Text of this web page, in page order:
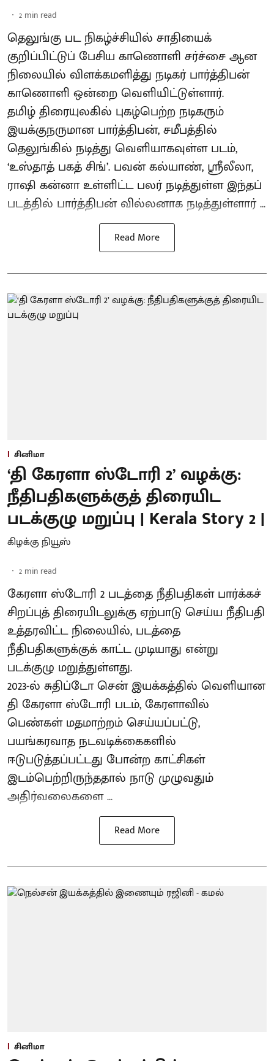
2 min read
தெலுங்கு பட நிகழ்ச்சியில் சாதியைக்
குறிப்பிட்டுப் பேசிய காணொளி சர்ச்சை ஆன
நிலையில் விளக்கமளித்து நடிகர் பார்த்திபன்
காணொளி ஒன்றை வெளியிட்டுள்ளார்.
தமிழ் திரையுலகில் புகழ்பெற்ற நடிகரும்
இயக்குநருமான பார்த்திபன், சமீபத்தில்
தெலுங்கில் நடித்து வெளியாகவுள்ள படம்,
‘உஸ்தாத் பகத் சிங்’. பவன் கல்யாண், ஸ்ரீலீலா,
ராஷி கன்னா உள்ளிட்ட பலர் நடித்துள்ள இந்தப்
படத்தில் பார்த்திபன் வில்லனாக நடித்துள்ளார் ...
Read More
சினிமா
‘தி கேரளா ஸ்டோரி 2’ வழக்கு:
நீதிபதிகளுக்குத் திரையிட
படக்குழு மறுப்பு | Kerala Story 2 |
கிழக்கு நியூஸ்
2 min read
கேரளா ஸ்டோரி 2 படத்தை நீதிபதிகள் பார்க்கச்
சிறப்புத் திரையிடலுக்கு ஏற்பாடு செய்ய நீதிபதி
உத்தரவிட்ட நிலையில், படத்தை
நீதிபதிகளுக்குக் காட்ட முடியாது என்று
படக்குழு மறுத்துள்ளது.
2023-ல் சுதிப்டோ சென் இயக்​கத்​தில் வெளியான
தி கேரளா ஸ்டோரி படம், கேரளாவில்
பெண்கள் மதமாற்றம் செய்யப்பட்டு,
பயங்கரவாத நடவடிக்கைகளில்
ஈடுபடுத்தப்பட்டது போன்ற காட்சிகள்
இடம்பெற்றிருந்ததால் நாடு முழுவதும்
அதிர்வலைகளை ...
Read More
சினிமா